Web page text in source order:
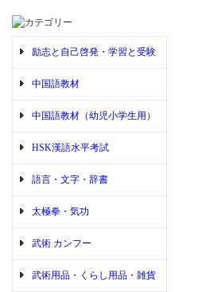
励志と自己啓発・学習と受験
中国語教材
中国語教材（幼児小学生用）
HSK漢語水平考試
語言・文字・辞書
太極拳・気功
武術 カンフー
武術用品・くらし用品・雑貨